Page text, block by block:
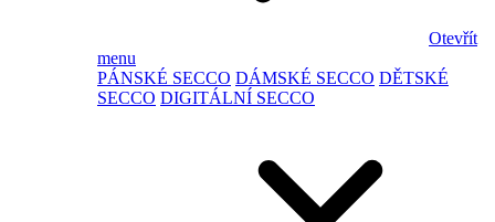
Otevřít
menu
PÁNSKÉ SECCO DÁMSKÉ SECCO DĚTSKÉ
SECCO DIGITÁLNÍ SECCO